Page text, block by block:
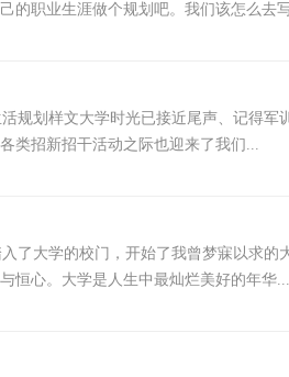
的职业生涯做个规划吧。我们该怎么去
规划样文大学时光已接近尾声、记得军
类招新招干活动之际也迎来了我们...
了大学的校门，开始了我曾梦寐以求的
恒心。大学是人生中最灿烂美好的年华...